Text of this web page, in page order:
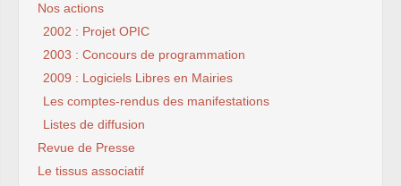
Nos actions
2002 : Projet OPIC
2003 : Concours de programmation
2009 : Logiciels Libres en Mairies
Les comptes-rendus des manifestations
Listes de diffusion
Revue de Presse
Le tissus associatif